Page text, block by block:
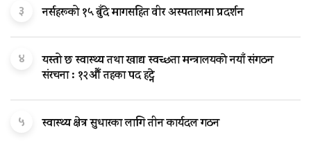
३ नर्सहरूको १५ बुँदे मागसहित वीर अस्पतालमा प्रदर्शन
४
यस्तो छ स्वास्थ्य तथा खाद्य स्वच्छता मन्त्रालयकाे नयाँ संगठन
संरचना : १२औँ तहका पद हट्ने
५ स्वास्थ्य क्षेत्र सुधारका लागि तीन कार्यदल गठन